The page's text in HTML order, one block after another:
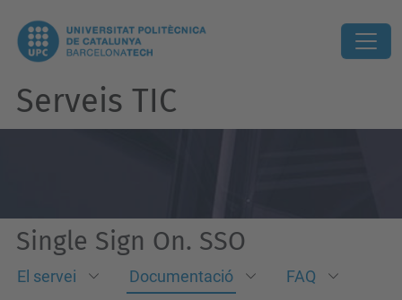
Serveis TIC
Single Sign On. SSO
El servei Documentació FAQ